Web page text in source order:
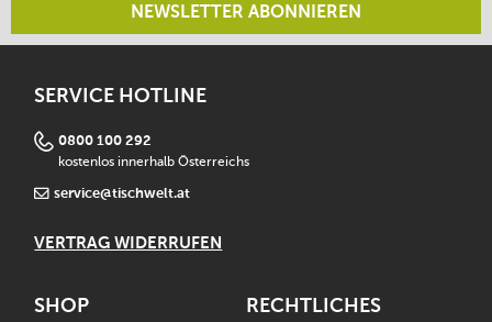
NEWSLETTER ABONNIEREN
SERVICE HOTLINE
0800 100 292
kostenlos innerhalb Österreichs
service@tischwelt.at
VERTRAG WIDERRUFEN
SHOP RECHTLICHES